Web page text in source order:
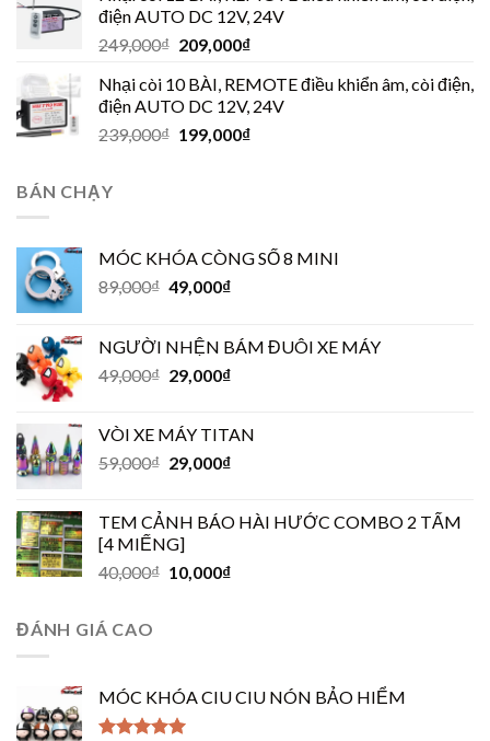
điện AUTO DC 12V, 24V
249,000₫ 209,000₫
Nhại còi 10 BÀI, REMOTE điều khiển âm, còi điện,
điện AUTO DC 12V, 24V
239,000₫ 199,000₫
BÁN CHẠY
MÓC KHÓA CÒNG SỐ 8 MINI
89,000₫ 49,000₫
NGƯỜI NHỆN BÁM ĐUÔI XE MÁY
49,000₫ 29,000₫
VÒI XE MÁY TITAN
59,000₫ 29,000₫
TEM CẢNH BÁO HÀI HƯỚC COMBO 2 TẤM
[4 MIẾNG]
40,000₫ 10,000₫
ĐÁNH GIÁ CAO
MÓC KHÓA CIU CIU NÓN BẢO HIỂM